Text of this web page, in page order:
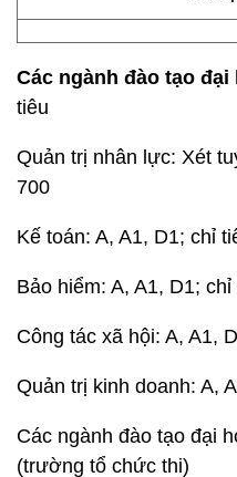
Các ngành đào tạo đại
tiêu
Quản trị nhân lực: Xét
700
Kế toán: A, A1, D1; chỉ
Bảo hiểm: A, A1, D1;
Công tác xã hội: A, A1,
Quản trị kinh doanh: A,
Các ngành đào tạo đại
(trường tổ chức thi)